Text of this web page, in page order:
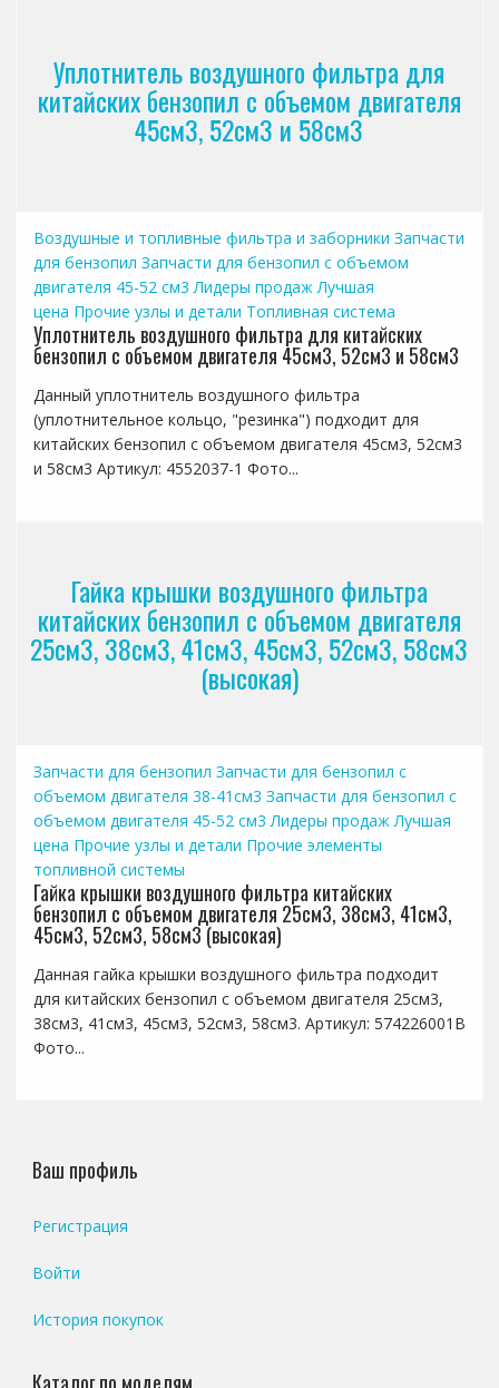
Уплотнитель воздушного фильтра для
китайских бензопил с объемом двигателя
45см3, 52см3 и 58см3
Воздушные и топливные фильтра и заборники Запчасти
для бензопил Запчасти для бензопил с объемом
двигателя 45-52 см3 Лидеры продаж Лучшая
цена Прочие узлы и детали Топливная система
Уплотнитель воздушного фильтра для китайских
бензопил с объемом двигателя 45см3, 52см3 и 58см3
Данный уплотнитель воздушного фильтра
(уплотнительное кольцо, "резинка") подходит для
китайских бензопил с объемом двигателя 45см3, 52см3
и 58см3 Артикул: 4552037-1 Фото...
Гайка крышки воздушного фильтра
китайских бензопил с объемом двигателя
25см3, 38см3, 41см3, 45см3, 52см3, 58см3
(высокая)
Запчасти для бензопил Запчасти для бензопил с
объемом двигателя 38-41см3 Запчасти для бензопил с
объемом двигателя 45-52 см3 Лидеры продаж Лучшая
цена Прочие узлы и детали Прочие элементы
топливной системы
Гайка крышки воздушного фильтра китайских
бензопил с объемом двигателя 25см3, 38см3, 41см3,
45см3, 52см3, 58см3 (высокая)
Данная гайка крышки воздушного фильтра подходит
для китайских бензопил с объемом двигателя 25см3,
38см3, 41см3, 45см3, 52см3, 58см3. Артикул: 574226001B
Фото...
Ваш профиль
Регистрация
Войти
История покупок